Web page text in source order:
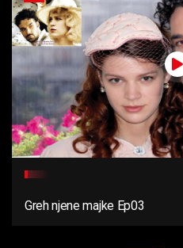
Greh njene majke Ep03